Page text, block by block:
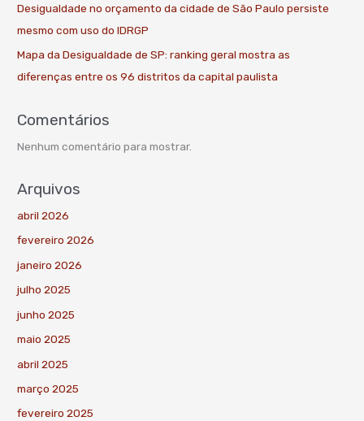
Desigualdade no orçamento da cidade de São Paulo persiste
mesmo com uso do IDRGP
Mapa da Desigualdade de SP: ranking geral mostra as
diferenças entre os 96 distritos da capital paulista
Comentários
Nenhum comentário para mostrar.
Arquivos
abril 2026
fevereiro 2026
janeiro 2026
julho 2025
junho 2025
maio 2025
abril 2025
março 2025
fevereiro 2025